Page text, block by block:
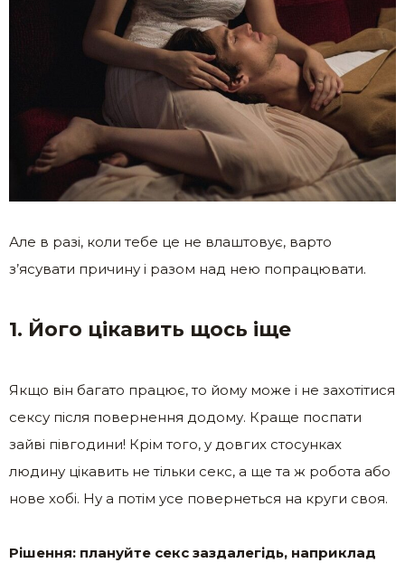
Але в разі, коли тебе це не влаштовує, варто
з’ясувати причину і разом над нею попрацювати.
1. Його цікавить щось іще
Якщо він багато працює, то йому може і не захотітися
сексу після повернення додому. Краще поспати
зайві півгодини! Крім того, у довгих стосунках
людину цікавить не тільки секс, а ще та ж робота або
нове хобі. Ну а потім усе повернеться на круги своя.
Рішення: плануйте секс заздалегідь, наприклад